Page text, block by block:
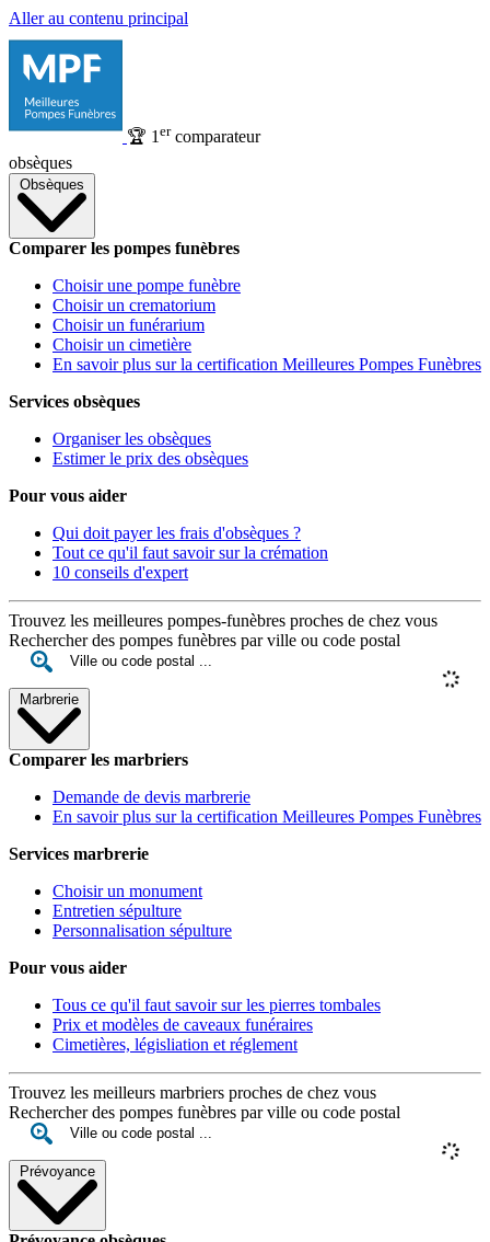
Aller au contenu principal
🏆 1 ercomparateur
obsèques
Obsèques
Comparer les pompes funèbres
Choisir une pompe funèbre
Choisir un crematorium
Choisir un funérarium
Choisir un cimetière
En savoir plus sur la certification Meilleures Pompes Funèbres
Services obsèques
Organiser les obsèques
Estimer le prix des obsèques
Pour vous aider
Qui doit payer les frais d'obsèques ?
Tout ce qu'il faut savoir sur la crémation
10 conseils d'expert
Trouvez les meilleures pompes-funèbres proches de chez vous
Rechercher des pompes funèbres par ville ou code postal
Marbrerie
Comparer les marbriers
Demande de devis marbrerie
En savoir plus sur la certification Meilleures Pompes Funèbres
Services marbrerie
Choisir un monument
Entretien sépulture
Personnalisation sépulture
Pour vous aider
Tous ce qu'il faut savoir sur les pierres tombales
Prix et modèles de caveaux funéraires
Cimetières, législiation et réglement
Trouvez les meilleurs marbriers proches de chez vous
Rechercher des pompes funèbres par ville ou code postal
Prévoyance